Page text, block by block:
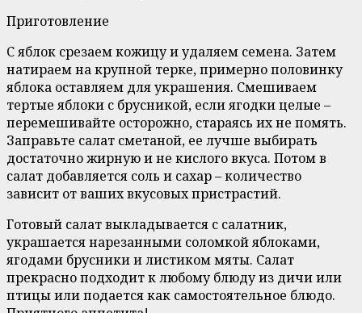
Приготовление
С яблок срезаем кожицу и удаляем семена. Затем
натираем на крупной терке, примерно половинку
яблока оставляем для украшения. Смешиваем
тертые яблоки с брусникой, если ягодки целые –
перемешивайте осторожно, стараясь их не помять.
Заправьте салат сметаной, ее лучше выбирать
достаточно жирную и не кислого вкуса. Потом в
салат добавляется соль и сахар – количество
зависит от ваших вкусовых пристрастий.
Готовый салат выкладывается с салатник,
украшается нарезанными соломкой яблоками,
ягодами брусники и листиком мяты. Салат
прекрасно подходит к любому блюду из дичи или
птицы или подается как самостоятельное блюдо.